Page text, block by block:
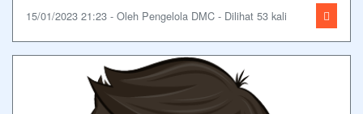
15/01/2023 21:23 - Oleh Pengelola DMC - Dilihat 53 kali